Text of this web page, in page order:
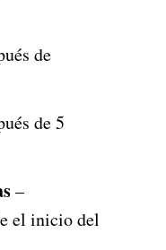
de
de 5
–
el inicio del